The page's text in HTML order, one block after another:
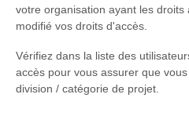
votre organisation ayant les
modifié vos droits d'accès.
Vérifiez dans la liste des
accès pour vous assurer que
division / catégorie de projet.